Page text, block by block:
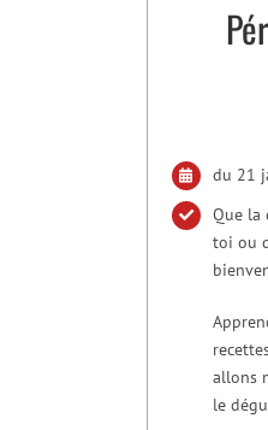
du 21
Que la
toi ou
allons
le